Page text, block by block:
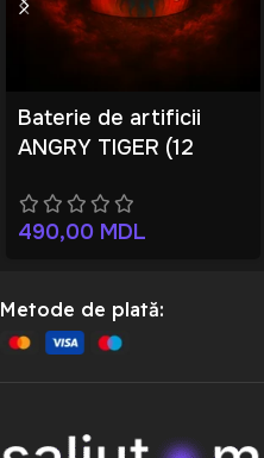
Baterie de artificii
ANGRY TIGER (12
490,00 MDL
Metode de plată: